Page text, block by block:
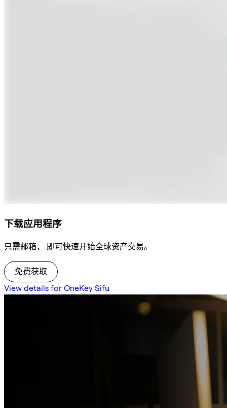
下载应用程序
只需邮箱， 即可快速开始全球资产交易。
免费获取
View details for OneKey Sifu